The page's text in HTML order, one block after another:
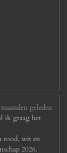
geleden
ik graag het
rood, wit en
2026.